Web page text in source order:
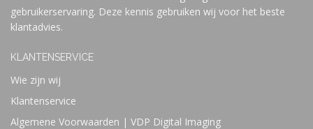
gebruikerservaring. Deze kennis gebruiken wij voor het beste
klantadvies.
KLANTENSERVICE
Wie zijn wij
Klantenservice
Algemene Voorwaarden | VDP Digital Imaging